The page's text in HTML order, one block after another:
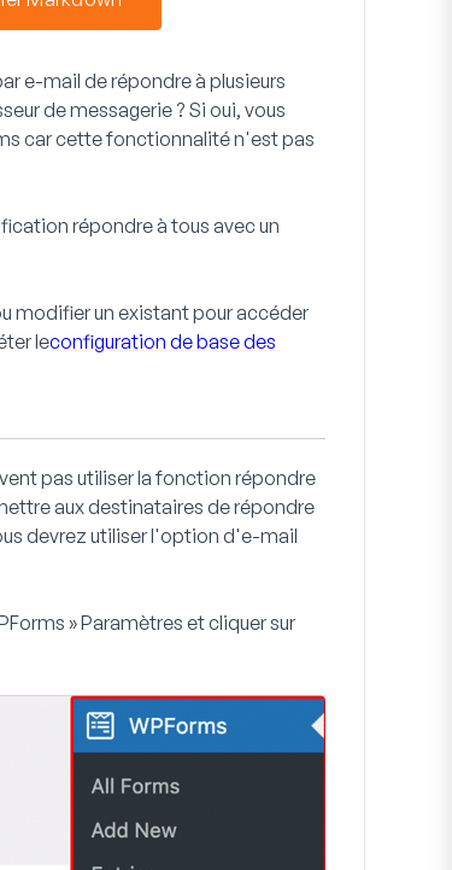
e-mail de répondre à plusieurs
de messagerie ? Si oui, vous
car cette fonctionnalité n'est pas
répondre à tous avec un
modifier un existant pour accéder
leconfiguration de base des
pas utiliser la fonction répondre
aux destinataires de répondre
devrez utiliser l'option d'e-mail
» Paramètreset cliquer sur